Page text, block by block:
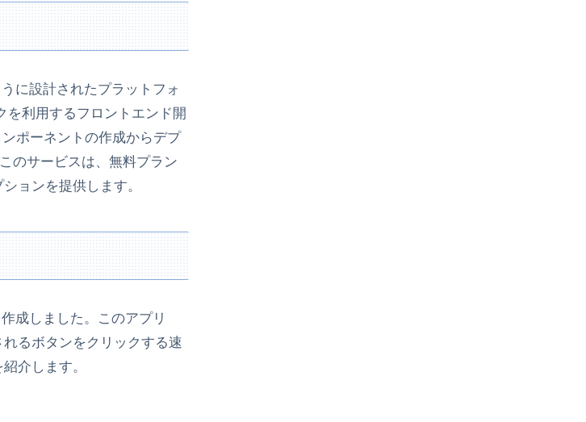
に設計されたプラットフォ
を利用するフロントエンド開
ポーネントの作成からデプ
のサービスは、無料プラン
ョンを提供します。
成しました。このアプリ
るボタンをクリックする速
介します。